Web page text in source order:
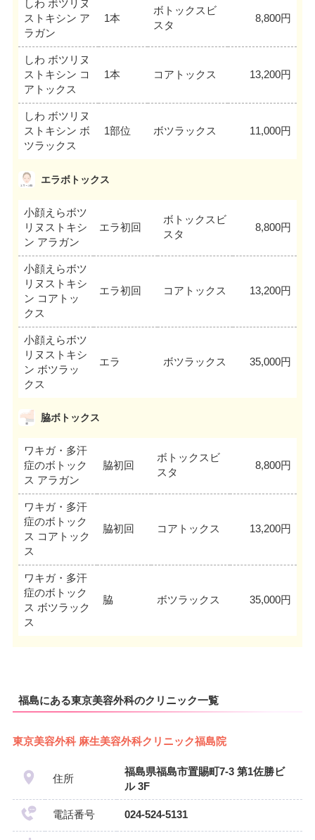
しわ ボツリヌ
ストキシン ア
ラガン
1本
ボトックスビ
スタ
8,800円
しわ ボツリヌ
ストキシン コ
アトックス
1本 コアトックス 13,200円
しわ ボツリヌ
ストキシン ボ
ツラックス
1部位 ボツラックス 11,000円
エラボトックス
小顔えらボツ
リヌストキシ
ン アラガン
エラ初回
ボトックスビ
スタ
8,800円
小顔えらボツ
リヌストキシ
ン コアトッ
クス
エラ初回 コアトックス 13,200円
小顔えらボツ
リヌストキシ
ン ボツラッ
クス
エラ ボツラックス 35,000円
脇ボトックス
ワキガ・多汗
症のボトック
ス アラガン
脇初回
ボトックスビ
スタ
8,800円
ワキガ・多汗
症のボトック
ス コアトック
ス
脇初回 コアトックス 13,200円
ワキガ・多汗
症のボトック
ス ボツラック
ス
脇 ボツラックス 35,000円
福島にある東京美容外科のクリニック一覧
東京美容外科 麻生美容外科クリニック福島院
住所
福島県福島市置賜町7-3 第1佐勝ビ
ル 3F
電話番号 024-524-5131